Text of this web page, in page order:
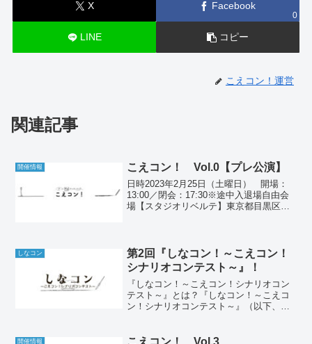
X Facebook
0
LINE コピー
こえコン！運営
関連記事
開催情報 こえコン！ Vol.0【プレ公演】
日時2023年2月25日（土曜日） 開場：
13:00／閉会：17:30※途中入退場自由会
場【スタジオリベルテ】東京都目黒区南
しなコン
第2回『しなコン！～こえコン！
シナリオコンテスト～』！
『しなコン！～こえコン！シナリオコン
テスト～』とは？『しなコン！～こえコ
ン！シナリオコンテスト～』（以下、
員会（以下、運営）が主催する声劇シナ
開催情報 こえコン！ Vol.3